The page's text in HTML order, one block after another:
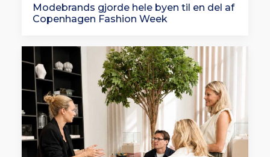
Modebrands gjorde hele byen til en del af
Copenhagen Fashion Week